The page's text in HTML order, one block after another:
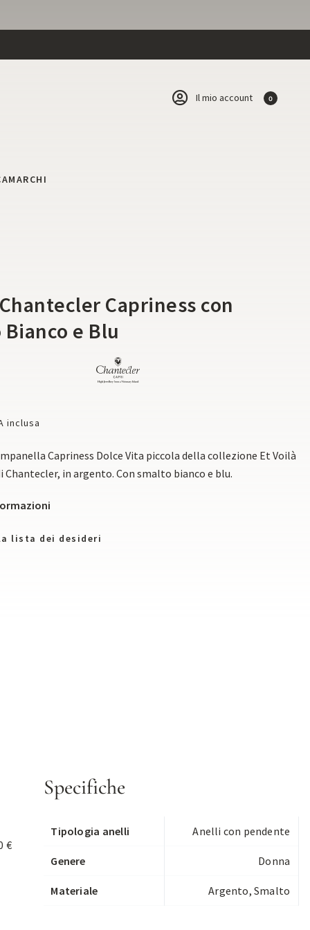
Il mio account 0
MARCHI
Capriness con
e Blu
inclusa
Capriness Dolce Vita piccola della collezione Et Voilà
Chantecler, in argento. Con smalto bianco e blu.
lista dei desideri
€
Specifiche
Tipologia anelli Anelli con pendente
Genere Donna
Materiale Argento, Smalto